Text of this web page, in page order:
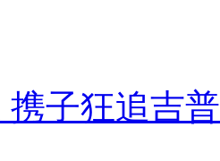
携子狂追吉